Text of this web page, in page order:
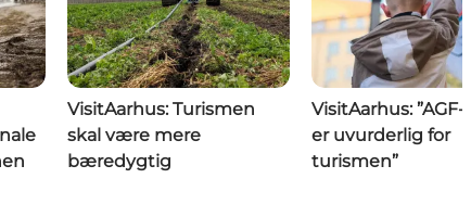
VisitAarhus: Turismen
skal være mere
bæredygtig
VisitAarhus:
er uvurderlig for
turismen”